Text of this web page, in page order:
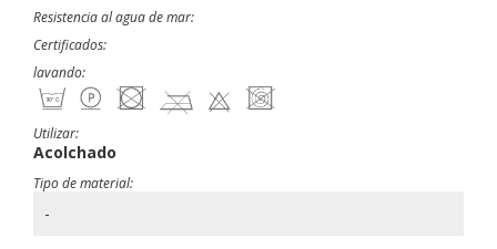
Resistencia al agua de mar:
Certificados:
lavando:
Utilizar:
Acolchado
Tipo de material:
-